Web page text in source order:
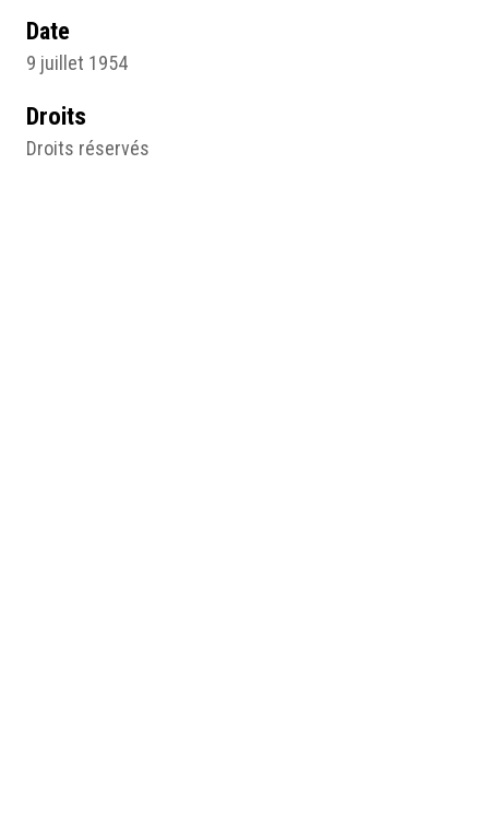
Date
9 juillet 1954
Droits
Droits réservés